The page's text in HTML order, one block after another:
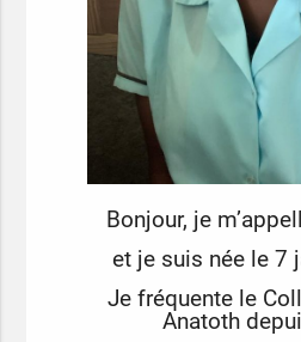
Bonjour, je
et je suis née le 7
Je fréquente le
Anatoth